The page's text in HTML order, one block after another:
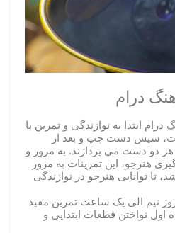
درام
ابتدا به نوازندگی و تمرین با
سپس دست چپ و بعد از
دو دست می پردازند. به مرور و
هنرجو، این تمرینات به مرور
تا توانایی هنرجو در نوازندگی
نیم الی یک ساعت تمرین مفید
نواختن قطعات ابتدایی و